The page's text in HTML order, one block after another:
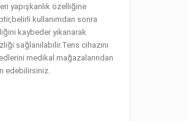
yapışkanlık özelliğine
kullanımdan sonra
kaybeder yıkanarak
sağlanılabilir.Tens cihazını
medikal mağazalarından
edebilirsiniz.